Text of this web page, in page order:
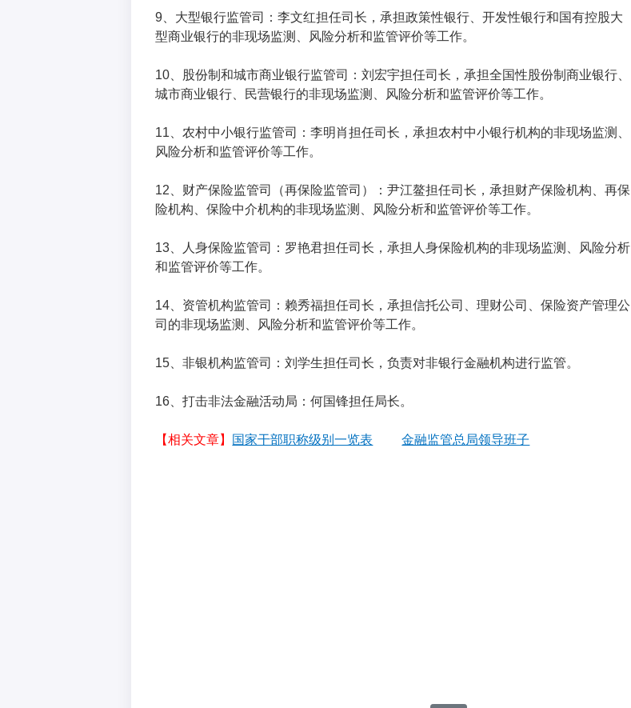
9、大型银行监管司：李文红担任司长，承担政策性银行、开发性银行和国有控股大
型商业银行的非现场监测、风险分析和监管评价等工作。
10、股份制和城市商业银行监管司：刘宏宇担任司长，承担全国性股份制商业银行、
城市商业银行、民营银行的非现场监测、风险分析和监管评价等工作。
11、农村中小银行监管司：李明肖担任司长，承担农村中小银行机构的非现场监测、
风险分析和监管评价等工作。
12、财产保险监管司（再保险监管司）：尹江鳌担任司长，承担财产保险机构、再保
险机构、保险中介机构的非现场监测、风险分析和监管评价等工作。
13、人身保险监管司：罗艳君担任司长，承担人身保险机构的非现场监测、风险分析
和监管评价等工作。
14、资管机构监管司：赖秀福担任司长，承担信托公司、理财公司、保险资产管理公
司的非现场监测、风险分析和监管评价等工作。
15、非银机构监管司：刘学生担任司长，负责对非银行金融机构进行监管。
16、打击非法金融活动局：何国锋担任局长。
【相关文章】 国家干部职称级别一览表 金融监管总局领导班子